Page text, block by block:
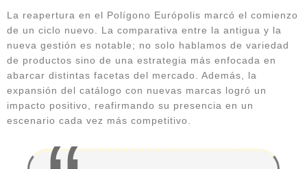
La reapertura en el Polígono Európolis marcó el comienzo
de un ciclo nuevo. La comparativa entre la antigua y la
nueva gestión es notable; no solo hablamos de variedad
de productos sino de una estrategia más enfocada en
abarcar distintas facetas del mercado. Además, la
expansión del catálogo con nuevas marcas logró un
impacto positivo, reafirmando su presencia en un
escenario cada vez más competitivo.